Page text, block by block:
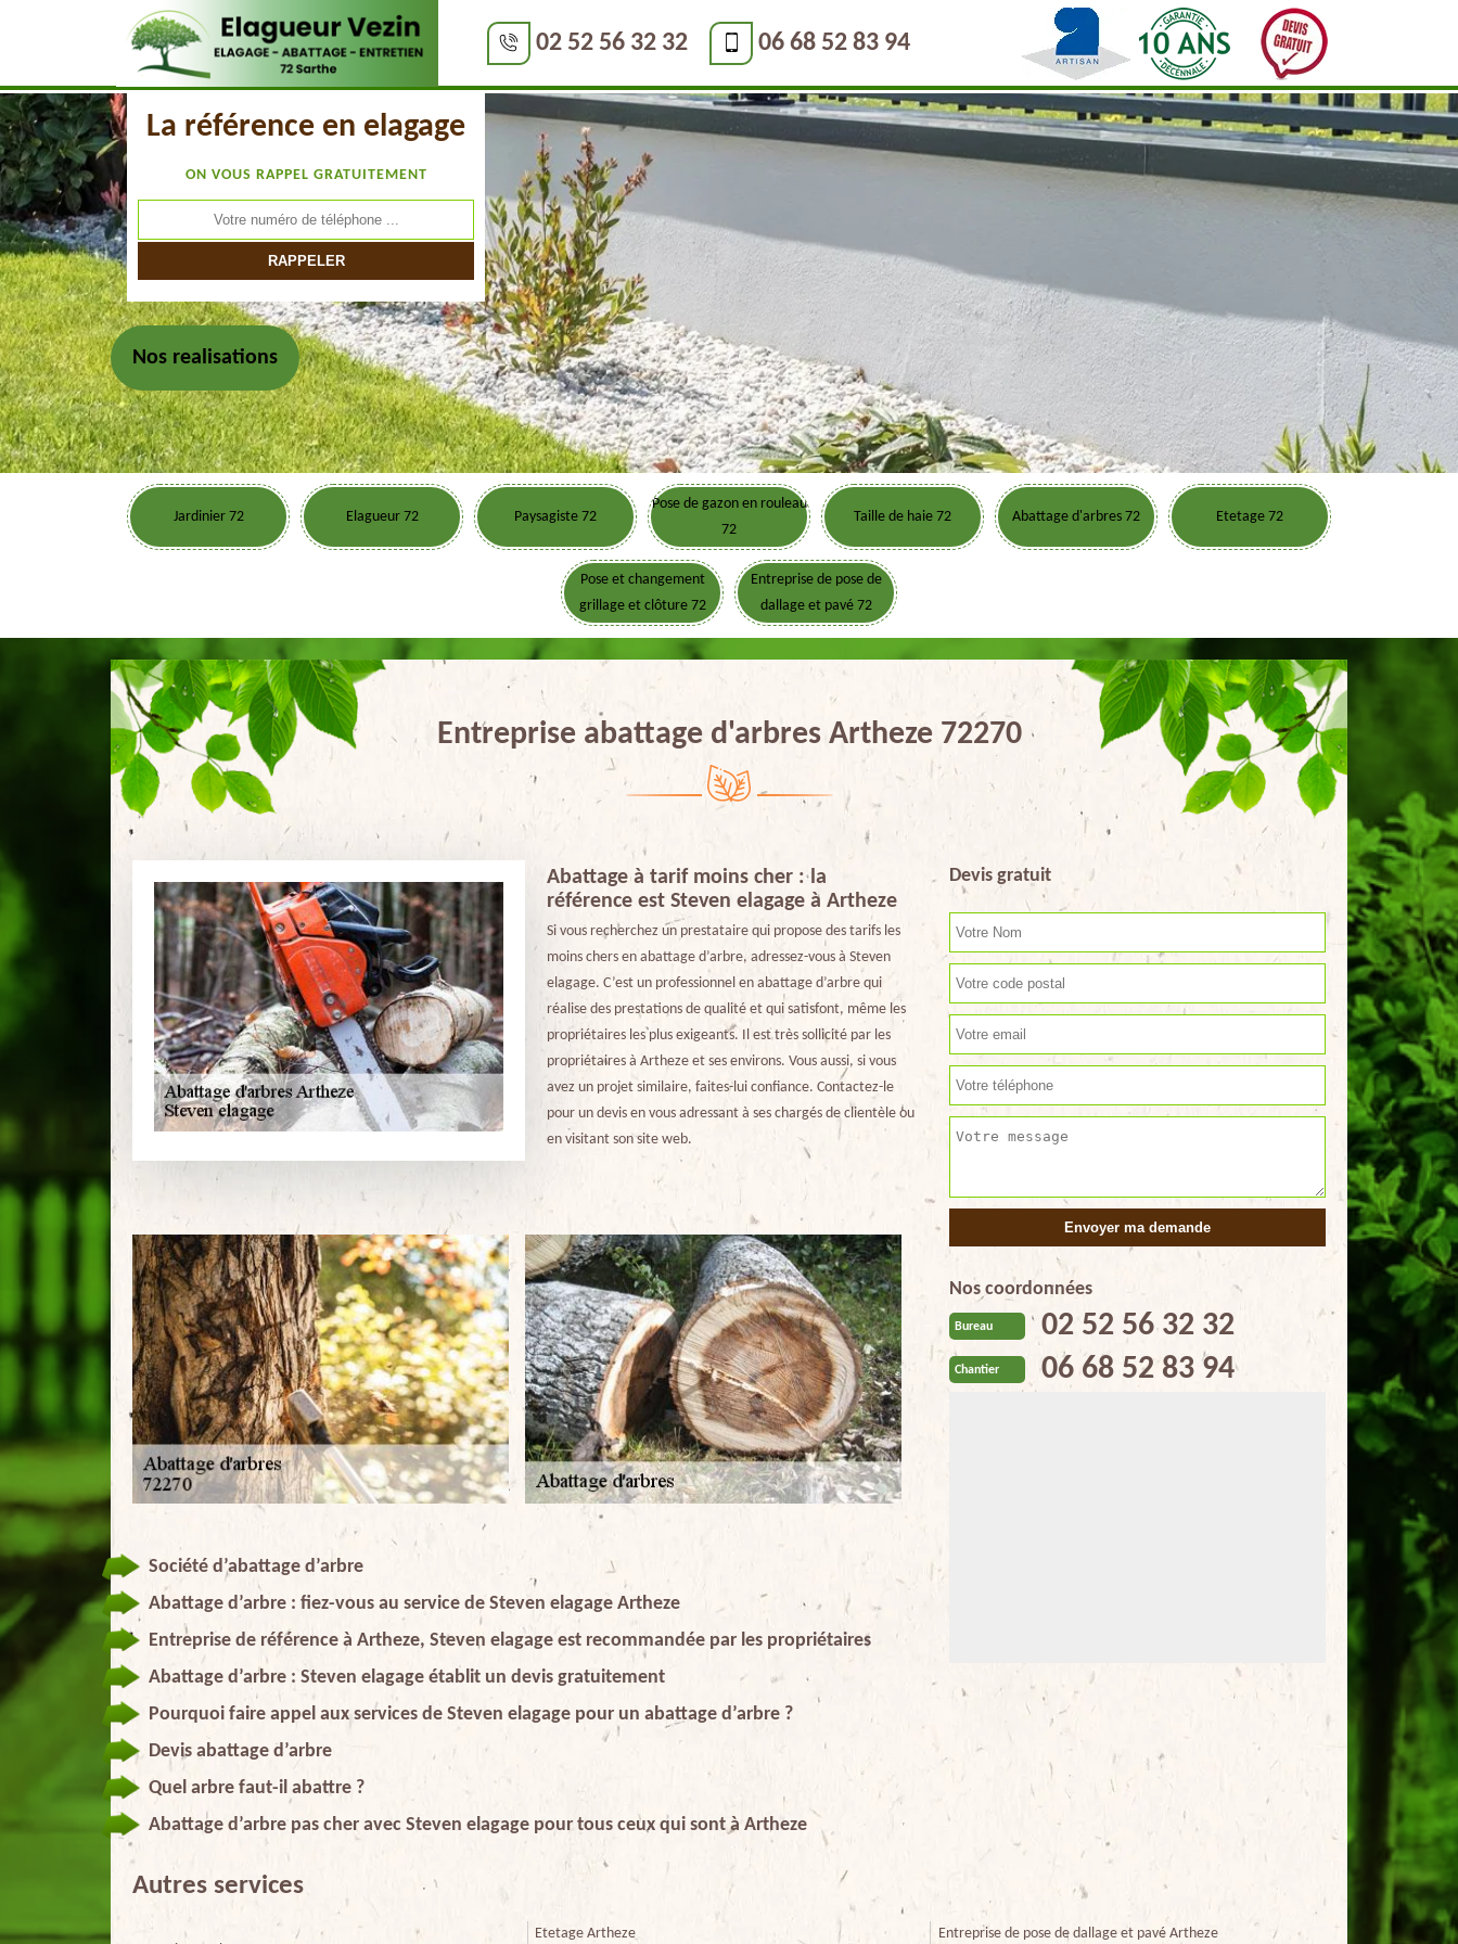
02 52 56 32 32 06 68 52 83 94
La référence en elagage
ON VOUS RAPPEL GRATUITEMENT
Nos realisations
Jardinier 72 Elagueur 72 Paysagiste 72
Pose de gazon en rouleau
72
Taille de haie 72 Abattage d'arbres 72 Etetage 72
Pose et changement
grillage et clôture 72
Entreprise de pose de
dallage et pavé 72
Entreprise abattage d'arbres Artheze 72270
Abattage à tarif moins cher : la
référence est Steven elagage à Artheze
Si vous recherchez un prestataire qui propose des tarifs les
moins chers en abattage d’arbre, adressez-vous à Steven
elagage. C’est un professionnel en abattage d’arbre qui
réalise des prestations de qualité et qui satisfont, même les
propriétaires les plus exigeants. Il est très sollicité par les
propriétaires à Artheze et ses environs. Vous aussi, si vous
avez un projet similaire, faites-lui confiance. Contactez-le
pour un devis en vous adressant à ses chargés de clientèle ou
en visitant son site web.
Société d’abattage d’arbre
Abattage d’arbre : fiez-vous au service de Steven elagage Artheze
Entreprise de référence à Artheze, Steven elagage est recommandée par les propriétaires
Abattage d’arbre : Steven elagage établit un devis gratuitement
Pourquoi faire appel aux services de Steven elagage pour un abattage d’arbre ?
Devis abattage d’arbre
Quel arbre faut-il abattre ?
Abattage d’arbre pas cher avec Steven elagage pour tous ceux qui sont à Artheze
Devis gratuit
Nos coordonnées
Bureau 02 52 56 32 32
Chantier 06 68 52 83 94
Autres services
Etetage Artheze Entreprise de pose de dallage et pavé Artheze